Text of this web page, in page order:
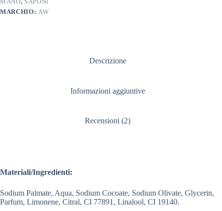
MARCHIO: AW
Descrizione
Informazioni aggiuntive
Recensioni (2)
Materiali/Ingredienti:
Sodium Palmate, Aqua, Sodium Cocoate, Sodium Olivate, Glycerin,
Parfum, Limonene, Citral, CI 77891, Linalool, CI 19140.